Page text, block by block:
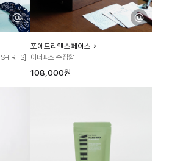
포에트리앤스페이스
이너피스 수집함
108,000원